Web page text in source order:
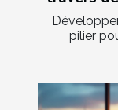
pilier